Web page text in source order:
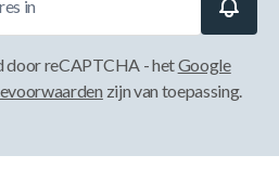
door reCAPTCHA - hetGoogle
zijn van toepassing.